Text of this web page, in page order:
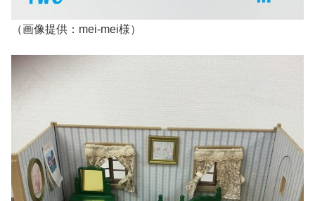
（画像提供：mei-mei様）